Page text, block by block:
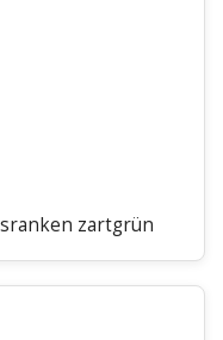
zartgrün